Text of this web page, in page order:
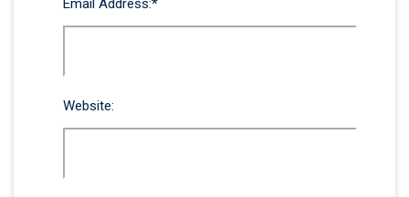
Email Address:*
Website: